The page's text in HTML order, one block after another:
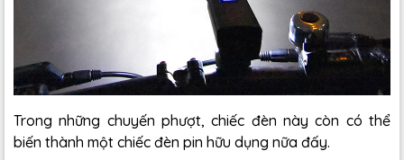
Trong những chuyến phượt, chiếc đèn này còn có thể
biến thành một chiếc đèn pin hữu dụng nữa đấy.